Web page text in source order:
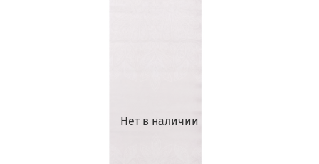
Нет в наличии